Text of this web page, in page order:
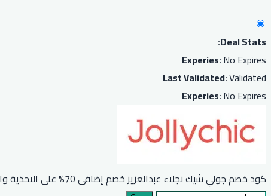
Deal Stats:
Experies:No Expires
Last Validated:Validated
Experies:No Expires
كود خصم جولي شيك نجلاء عبدالعزيز خصم إضافى 70% على الاحذية والحقائب